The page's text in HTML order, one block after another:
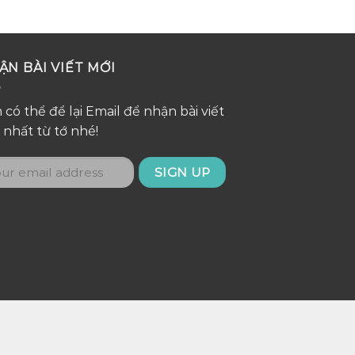
BÀI VIẾT MỚI
có thể để lại Email để nhận bài viết
nhất từ tớ nhé!